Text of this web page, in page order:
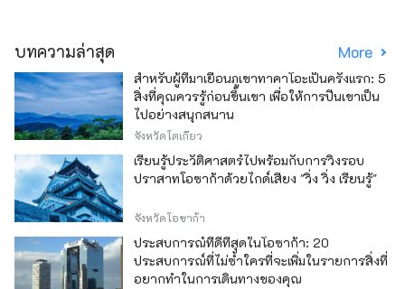
บทความล่าสุด More
สำหรับผู้ที่มาเยือนภูเขาทาคาโอะเป็นครั้งแรก: 5
สิ่งที่คุณควรรู้ก่อนขึ้นเขา เพื่อให้การปีนเขาเป็น
ไปอย่างสนุกสนาน
จังหวัดโตเกียว
เรียนรู้ประวัติศาสตร์ไปพร้อมกับการวิ่งรอบ
ปราสาทโอซาก้าด้วยไกด์เสียง "วิ่ง วิ่ง เรียนรู้"
จังหวัดโอซาก้า
ประสบการณ์ที่ดีที่สุดในโอซาก้า: 20
ประสบการณ์ที่ไม่ซ้ำใครที่จะเพิ่มในรายการสิ่งที่
อยากทำในการเดินทางของคุณ